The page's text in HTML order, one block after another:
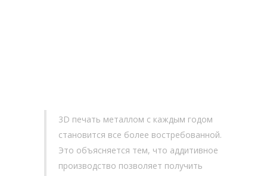
3D печать металлом с каждым годом
становится все более востребованной.
Это объясняется тем, что аддитивное
производство позволяет получить